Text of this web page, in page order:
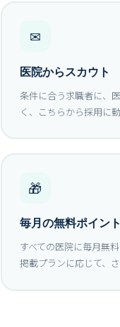
✉
医院からスカウト
条件に合う求職者に、
く、こちらから採用に動
🎁
毎月の無料ポイント
すべての医院に毎月無
掲載プランに応じて、